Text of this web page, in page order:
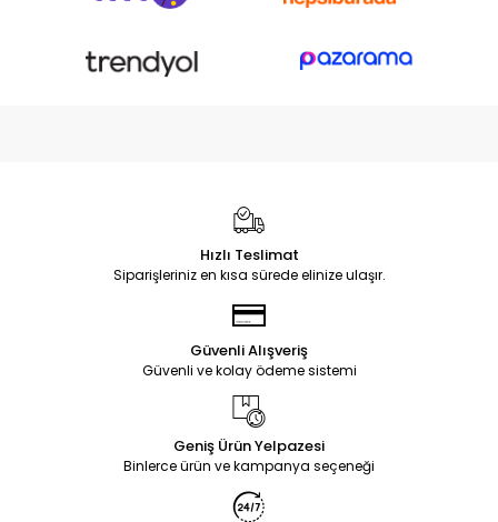
Hızlı Teslimat
Siparişleriniz en kısa sürede elinize ulaşır.
Güvenli Alışveriş
Güvenli ve kolay ödeme sistemi
Geniş Ürün Yelpazesi
Binlerce ürün ve kampanya seçeneği